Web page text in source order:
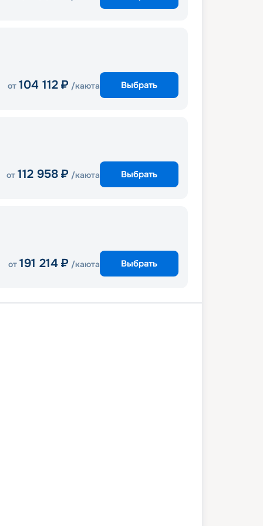
от 104 112 ₽ /каюта Выбрать
от 112 958 ₽ /каюта Выбрать
от 191 214 ₽ /каюта Выбрать